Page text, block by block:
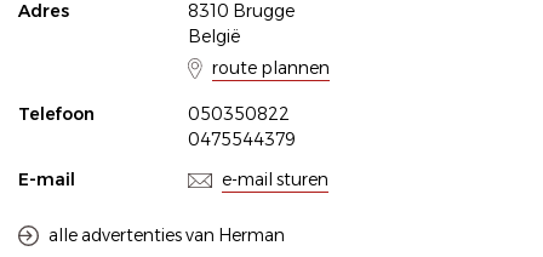
Adres
8310 Brugge
België
route plannen
Telefoon
050350822
0475544379
E-mail
e-mail sturen
alle advertenties van Herman